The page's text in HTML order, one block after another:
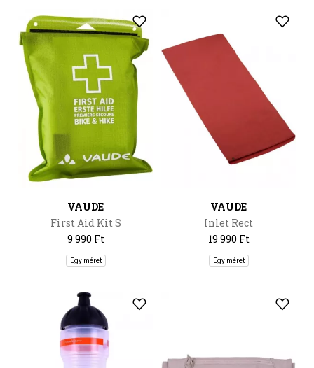
VAUDE
First Aid Kit S
9 990 Ft
Egy méret
VAUDE
Inlet Rect
19 990 Ft
Egy méret